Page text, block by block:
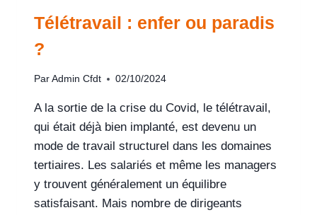
Télétravail : enfer ou paradis
?
Par Admin Cfdt 02/10/2024
A la sortie de la crise du Covid, le télétravail,
qui était déjà bien implanté, est devenu un
mode de travail structurel dans les domaines
tertiaires. Les salariés et même les managers
y trouvent généralement un équilibre
satisfaisant. Mais nombre de dirigeants